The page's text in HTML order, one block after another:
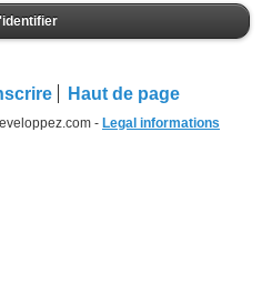
Haut de page
- Legal informations